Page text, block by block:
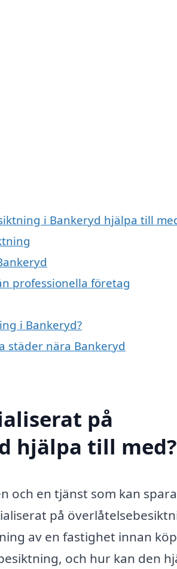
i Bankeryd hjälpa till
professionella företag
i Bankeryd?
städer nära Bankeryd
på
hjälpa till med?
och en tjänst som kan
på
av en fastighet innan
och hur kan den